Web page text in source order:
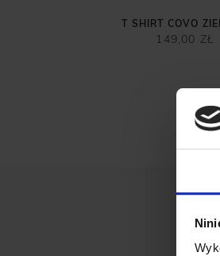
T SHIRT COVO
149,00 ZŁ